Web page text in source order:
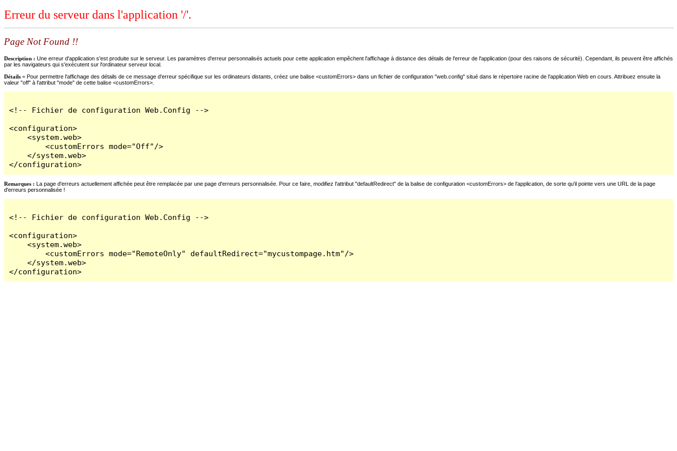
Erreur du serveur dans l'application '/'.
Page Not Found !!
Description : Une erreur d'application s'est produite sur le serveur. Les paramètres d'erreur personnalisés actuels pour cette application empêchent l'affichage à distance des détails de l'erreur de l'application (pour des raisons de sécurité). Cependant, ils peuvent être affichés
par les navigateurs qui s'exécutent sur l'ordinateur serveur local.
Détails = Pour permettre l'affichage des détails de ce message d'erreur spécifique sur les ordinateurs distants, créez une balise <customErrors> dans un fichier de configuration "web.config" situé dans le répertoire racine de l'application Web en cours. Attribuez ensuite la
valeur "off" à l'attribut "mode" de cette balise <customErrors>.
<!-- Fichier de configuration Web.Config -->
<configuration>
    <system.web>
        <customErrors mode="Off"/>
    </system.web>
</configuration>
Remarques : La page d'erreurs actuellement affichée peut être remplacée par une page d'erreurs personnalisée. Pour ce faire, modifiez l'attribut "defaultRedirect" de la balise de configuration <customErrors> de l'application, de sorte qu'il pointe vers une URL de la page
d'erreurs personnalisée !
<!-- Fichier de configuration Web.Config -->
<configuration>
    <system.web>
        <customErrors mode="RemoteOnly" defaultRedirect="mycustompage.htm"/>
    </system.web>
</configuration>